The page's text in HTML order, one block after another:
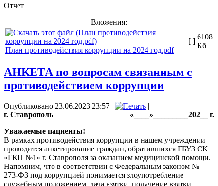
Отчет
Вложения:
План противодействия коррупции на 2024 год.pdf
[ ]
6108
Кб
АНКЕТА по вопросам связанным с
противодействием коррупции
Опубликовано 23.06.2023 23:57 |
|
г. Ставрополь
«____»_________202__ г.
Уважаемые пациенты!
В рамках противодействия коррупции в нашем учреждении
проводится анкетирование граждан, обратившихся ГБУЗ СК
«ГКП №1» г. Ставрополя за оказанием медицинской помощи.
Напомним, что в соответствии с Федеральным законом №
273-ФЗ под коррупцией понимается злоупотребление
служебным положением, дача взятки, получение взятки,